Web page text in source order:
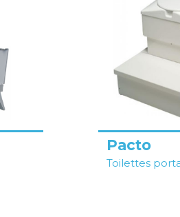
Pacto
Toilettes